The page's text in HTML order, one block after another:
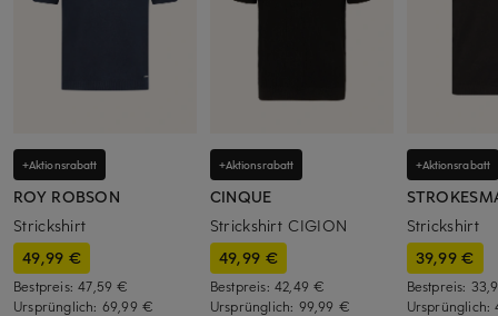
+Aktionsrabatt
ROY ROBSON
Strickshirt
49,99 €
Bestpreis:47,59 €
Ursprünglich: 69,99 €
+Aktionsrabatt
CINQUE
Strickshirt CIGION
49,99 €
Bestpreis: 42,49 €
Ursprünglich: 99,99 €
+Aktionsrabatt
Strickshirt
39,99 €
Bestpreis:
Ursprünglich: